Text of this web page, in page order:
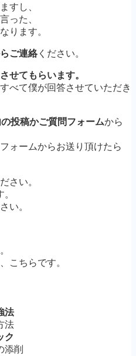
すし、
った、
ります。
ご連絡 ください。
せてもらいます。
べて僕が回答させていただき
投稿かご質問フォームから
ォームからお送り頂けたら
さい。
い。
こちらです。
法
法
ク
添削